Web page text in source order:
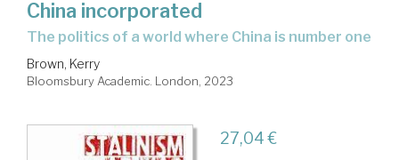
China incorporated
the politics of a world where China is number one
Brown, Kerry
Bloomsbury Academic. London, 2023
27,04 €